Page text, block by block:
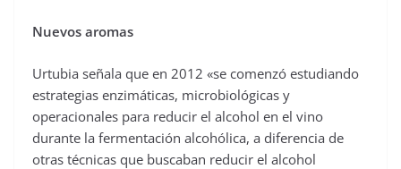
Nuevos aromas
Urtubia señala que en 2012 «se comenzó estudiando
estrategias enzimáticas, microbiológicas y
operacionales para reducir el alcohol en el vino
durante la fermentación alcohólica, a diferencia de
otras técnicas que buscaban reducir el alcohol